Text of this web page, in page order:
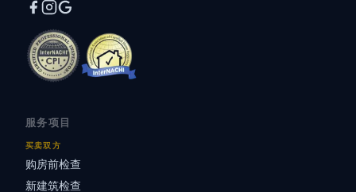
服务项目
买卖双方
购房前检查
新建筑检查